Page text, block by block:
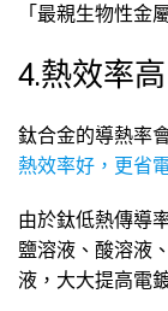
「最親生物性金
4.熱效率高
鈦合金的導熱率
熱效率好，更省
由於鈦低熱傳導
鹽溶液、酸溶液
液，大大提高電